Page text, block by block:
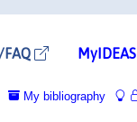
MyIDEAS
My bibliography